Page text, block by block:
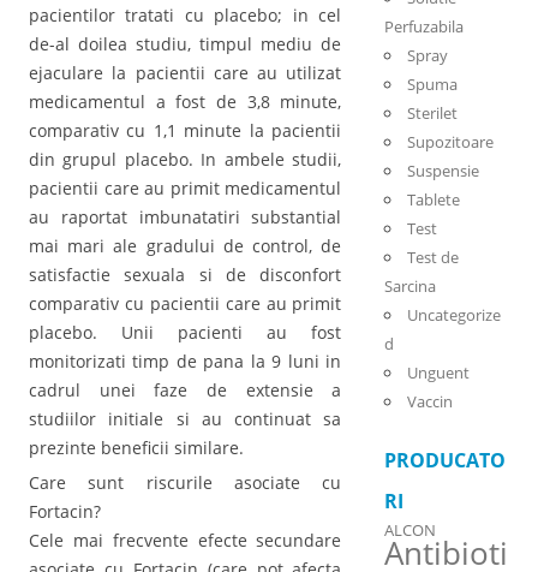
pacientilor tratati cu placebo; in cel
de-al doilea studiu, timpul mediu de
ejaculare la pacientii care au utilizat
medicamentul a fost de 3,8 minute,
comparativ cu 1,1 minute la pacientii
din grupul placebo. In ambele studii,
pacientii care au primit medicamentul
au raportat imbunatatiri substantial
mai mari ale gradului de control, de
satisfactie sexuala si de disconfort
comparativ cu pacientii care au primit
placebo. Unii pacienti au fost
monitorizati timp de pana la 9 luni in
cadrul unei faze de extensie a
studiilor initiale si au continuat sa
prezinte beneficii similare.
Care sunt riscurile asociate cu
Fortacin?
Cele mai frecvente efecte secundare
Perfuzabila
Spray
Spuma
Sterilet
Supozitoare
Suspensie
Tablete
Test
Test de
Sarcina
Uncategorize
d
Unguent
Vaccin
PRODUCATO
RI
ALCON
Antibioti